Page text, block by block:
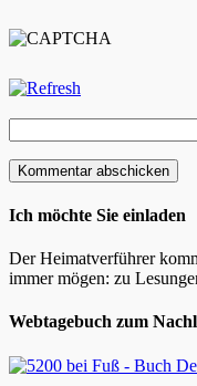
Ich möchte Sie einladen
Der Heimatverführer
immer mögen: zu
Webtagebuch zum